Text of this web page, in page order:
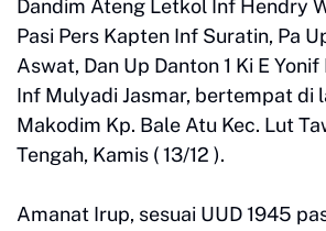
Dandim Ateng Letkol Inf Hendry
Pasi Pers Kapten Inf Suratin, Pa
Aswat, Dan Up Danton 1 Ki E Yonif
Inf Mulyadi Jasmar, bertempat di
Makodim Kp. Bale Atu Kec. Lut
Tengah, Kamis ( 13/12 ).
Amanat Irup, sesuai UUD 1945